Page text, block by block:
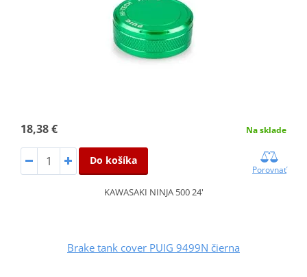
18,38 € Na sklade
Do košíka
Porovnať
KAWASAKI NINJA 500 24'
Brake tank cover PUIG 9499N čierna